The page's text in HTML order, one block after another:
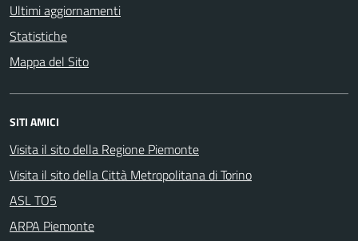
Ultimi aggiornamenti
Statistiche
Mappa del Sito
SITI AMICI
Visita il sito della Regione Piemonte
Visita il sito della Città Metropolitana di Torino
ASL TO5
ARPA Piemonte